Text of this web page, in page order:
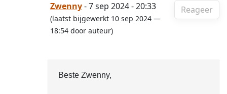
Reageer
Zwenny- 7 sep 2024 - 20:33
(laatst bijgewerkt 10 sep 2024 —
18:54 door auteur)
Beste Zwenny,